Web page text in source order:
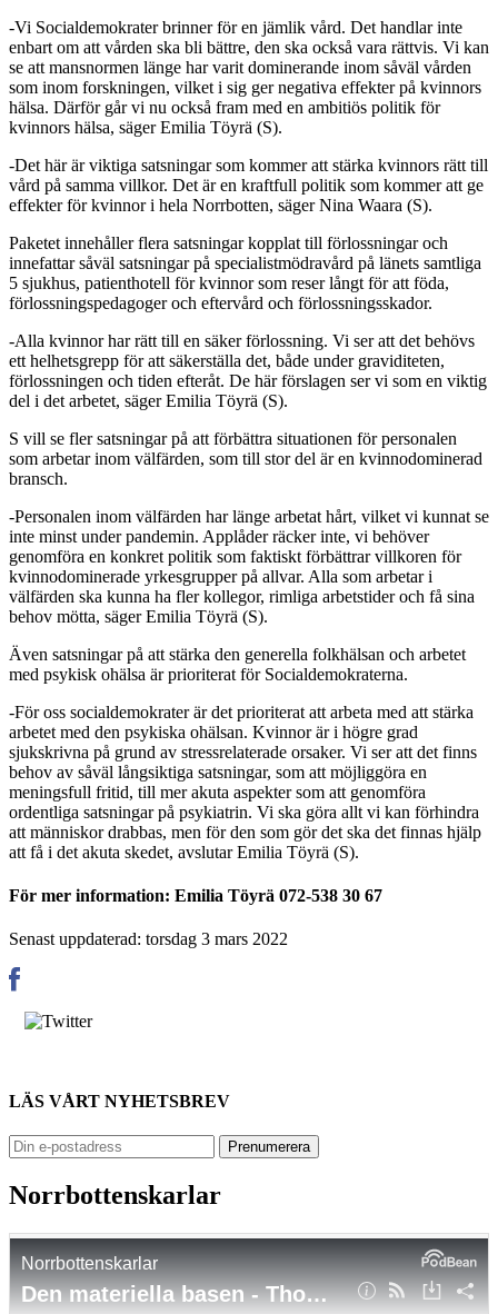
-Vi Socialdemokrater brinner för en jämlik vård. Det handlar inte
enbart om att vården ska bli bättre, den ska också vara rättvis. Vi kan
se att mansnormen länge har varit dominerande inom såväl vården
som inom forskningen, vilket i sig ger negativa effekter på kvinnors
hälsa. Därför går vi nu också fram med en ambitiös politik för
kvinnors hälsa, säger Emilia Töyrä (S).
-Det här är viktiga satsningar som kommer att stärka kvinnors rätt till
vård på samma villkor. Det är en kraftfull politik som kommer att ge
effekter för kvinnor i hela Norrbotten, säger Nina Waara (S).
Paketet innehåller flera satsningar kopplat till förlossningar och
innefattar såväl satsningar på specialistmödravård på länets samtliga
5 sjukhus, patienthotell för kvinnor som reser långt för att föda,
förlossningspedagoger och eftervård och förlossningsskador.
-Alla kvinnor har rätt till en säker förlossning. Vi ser att det behövs
ett helhetsgrepp för att säkerställa det, både under graviditeten,
förlossningen och tiden efteråt. De här förslagen ser vi som en viktig
del i det arbetet, säger Emilia Töyrä (S).
S vill se fler satsningar på att förbättra situationen för personalen
som arbetar inom välfärden, som till stor del är en kvinnodominerad
bransch.
-Personalen inom välfärden har länge arbetat hårt, vilket vi kunnat se
inte minst under pandemin. Applåder räcker inte, vi behöver
genomföra en konkret politik som faktiskt förbättrar villkoren för
kvinnodominerade yrkesgrupper på allvar. Alla som arbetar i
välfärden ska kunna ha fler kollegor, rimliga arbetstider och få sina
behov mötta, säger Emilia Töyrä (S).
Även satsningar på att stärka den generella folkhälsan och arbetet
med psykisk ohälsa är prioriterat för Socialdemokraterna.
-För oss socialdemokrater är det prioriterat att arbeta med att stärka
arbetet med den psykiska ohälsan. Kvinnor är i högre grad
sjukskrivna på grund av stressrelaterade orsaker. Vi ser att det finns
behov av såväl långsiktiga satsningar, som att möjliggöra en
meningsfull fritid, till mer akuta aspekter som att genomföra
ordentliga satsningar på psykiatrin. Vi ska göra allt vi kan förhindra
att människor drabbas, men för den som gör det ska det finnas hjälp
att få i det akuta skedet, avslutar Emilia Töyrä (S).
För mer information: Emilia Töyrä 072-538 30 67
Senast uppdaterad: torsdag 3 mars 2022
LÄS VÅRT NYHETSBREV
Norrbottenskarlar